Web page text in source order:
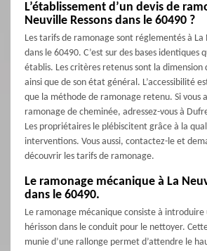
L’établissement d’un devis de
Neuville Ressons dans le 60490 ?
Les tarifs de ramonage sont réglementés à La
dans le 60490. C’est sur des bases identiques
établis. Les critères retenus sont la
ainsi que de son état général. L’accessibilité
que la méthode de ramonage retenu. Si vous
ramonage de cheminée, adressez-vous à
Les propriétaires le plébiscitent grâce à la
interventions. Vous aussi, contactez-le et
découvrir les tarifs de ramonage.
Le ramonage mécanique à La
dans le 60490.
Le ramonage mécanique consiste à
hérisson dans le conduit pour le nettoyer.
munie d’une rallonge permet d’attendre le